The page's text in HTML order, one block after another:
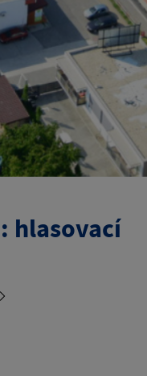
hlasovací